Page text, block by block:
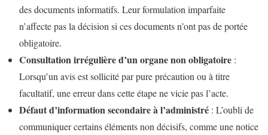
des documents informatifs. Leur formulation imparfaite
n’affecte pas la décision si ces documents n’ont pas de portée
obligatoire.
Consultation irrégulière d’un organe non obligatoire :
Lorsqu’un avis est sollicité par pure précaution ou à titre
facultatif, une erreur dans cette étape ne vicie pas l’acte.
Défaut d’information secondaire à l’administré : L’oubli de
communiquer certains éléments non décisifs, comme une notice